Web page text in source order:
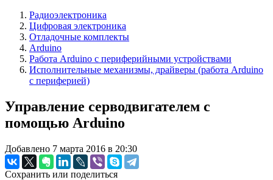
Радиоэлектроника
Цифровая электроника
Отладочные комплекты
Arduino
Работа Arduino с периферийными устройствами
Исполнительные механизмы, драйверы (работа Arduino
с периферией)
Управление серводвигателем с
помощью Arduino
Добавлено 7 марта 2016 в 20:30
Сохранить или поделиться